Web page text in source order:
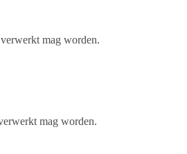
mag worden.
mag worden.